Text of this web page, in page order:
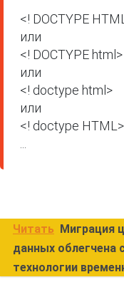
<! DOCTYPE
или
<! DOCTYPE html>
или
<! doctype html>
или
<! doctype HTML>
...
Читать
Миграция
данных
технологии